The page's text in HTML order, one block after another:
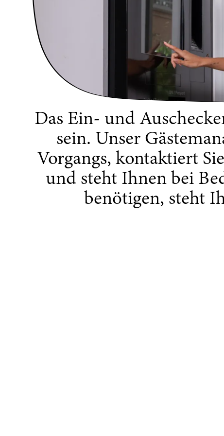
Das Ein- und
sein. Unser
Vorgangs, kontaktiert
und steht Ihnen bei
benötigen, steht